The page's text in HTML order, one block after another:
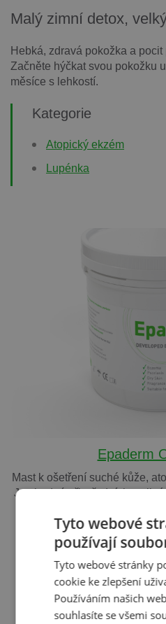
Malý zimní detox,
Hebká, zdravá pokožka a
Začněte hýčkat svou pokožku
měsíce s lehkostí.
Kategorie
Atopický ekzém
Lupénka
Epaderm
Mast k ošetření suché kůže,
Je vhodná při středních a
Více
Tyto webové
používají
Tyto webové stránky
cookie ke zlepšení
Používáním našich
souhlasíte se všemi